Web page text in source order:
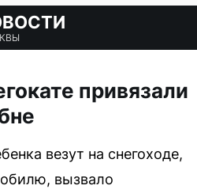
привязали
везут на снегоходе,
вызвало